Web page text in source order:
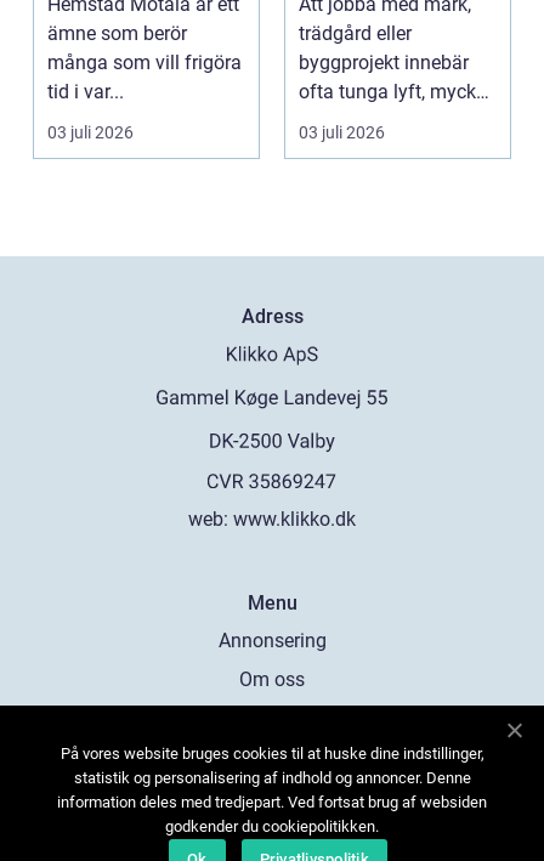
ämne som berör
många som vill frigöra
tid i var...
03 juli 2026
trädgård eller
byggprojekt innebär
ofta tunga lyft, mycket
logis...
03 juli 2026
Adress
web: www.klikko.dk
Menu
Annonsering
Om oss
Kontakta oss
Sitemap
På vores website bruges cookies til at huske dine indstillinger,
statistik og personalisering af indhold og annoncer. Denne
information deles med tredjepart. Ved fortsat brug af websiden
godkender du cookiepolitikken.